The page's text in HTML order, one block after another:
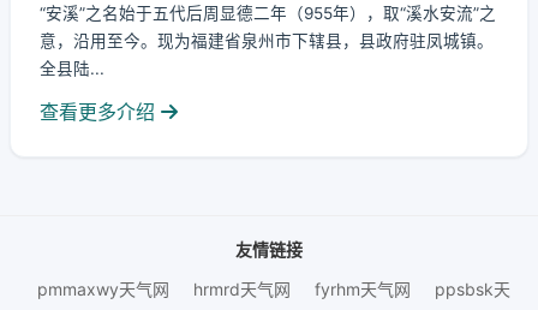
“安溪”之名始于五代后周显德二年（955年），取“溪水安流”之
意，沿用至今。现为福建省泉州市下辖县，县政府驻凤城镇。
全县陆...
查看更多介绍
友情链接
pmmaxwy天气网
hrmrd天气网 fyrhm天气网
ppsbsk天